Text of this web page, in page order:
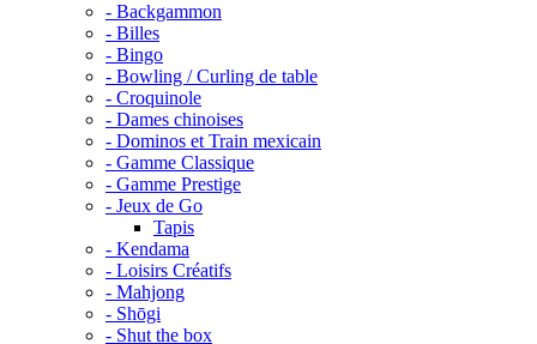
- Backgammon
- Billes
- Bingo
- Bowling / Curling de table
- Croquinole
- Dames chinoises
- Dominos et Train mexicain
- Gamme Classique
- Gamme Prestige
- Jeux de Go
Tapis
- Kendama
- Loisirs Créatifs
- Mahjong
- Shōgi
- Shut the box